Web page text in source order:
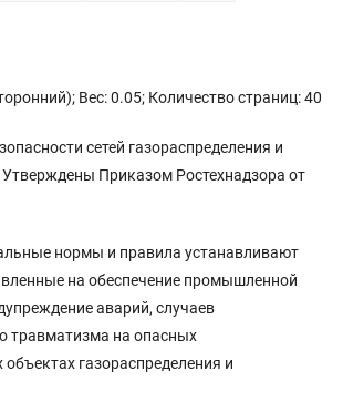
Вес: 0.05; Количество страниц: 40
сетей газораспределения и
Утверждены Приказом Ростехнадзора от
нормы и правила устанавливают
на обеспечение промышленной
аварий, случаев
травматизма на опасных
газораспределения и